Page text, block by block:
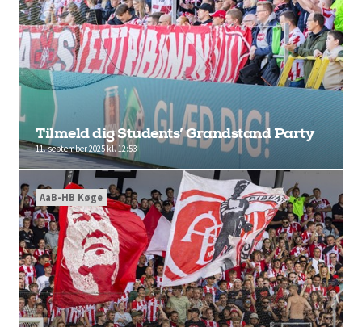
Tilmeld dig Students’ Grandstand Party
11. september 2025 kl. 12:53
AaB-HB Køge